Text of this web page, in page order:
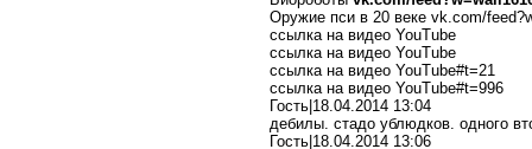
Оружие пси в 20 векеvk.com/
ссылка на видеоYouTube
ссылка на видеоYouTube
ссылка на видео YouTube#t=21
ссылка на видео YouTube#t=996
Гость|18.04.2014 13:04
дебилы. стадоублюдков. одного
Гость|18.04.2014 13:06